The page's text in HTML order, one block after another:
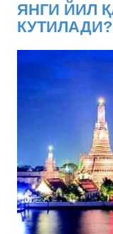
ЯНГИ ЙИЛ
КУТИЛАДИ?